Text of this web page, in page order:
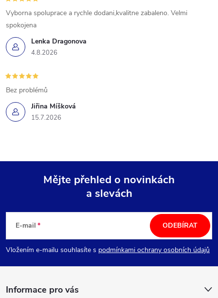
Lenka Dragonova
4.8.2026
Vyborna spoluprace a rychle dodani,kvalitne zabaleno. Velmi
spokojena
Jiřina Míšková
15.7.2026
Bez problémů
p
a
Mějte přehled o novinkách
a slevách
E-mail
Vložením e-mailu souhlasíte s podmínkami ochrany osobních údajů
ODEBÍRAT
Informace pro vás